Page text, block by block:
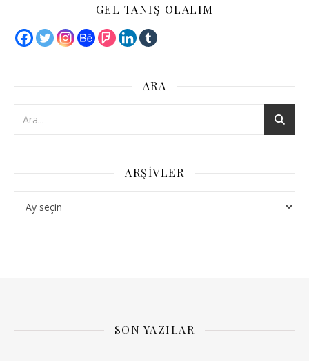
GEL TANIŞ OLALIM
ARA
ARŞIVLER
SON YAZILAR